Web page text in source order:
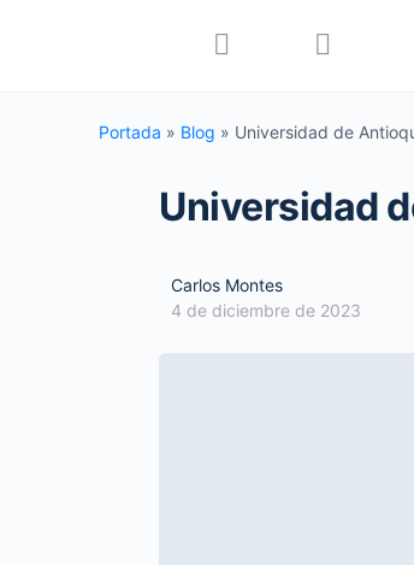
Portada » Blog » Universidad de
Universidad
Carlos Montes
4 de diciembre de 2023